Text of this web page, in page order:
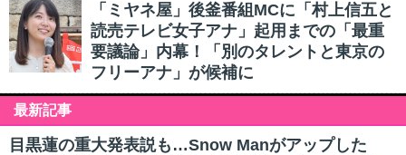
「ミヤネ屋」後釜番組MCに「村上信五と
読売テレビ女子アナ」起用までの「最重
要議論」内幕！「別のタレントと東京の
フリーアナ」が候補に
最新記事
目黒蓮の重大発表説も…Snow Manがアップした